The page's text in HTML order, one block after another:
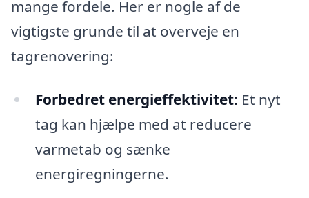
mange fordele. Her er nogle af de
vigtigste grunde til at overveje en
tagrenovering:
Forbedret energieffektivitet: Et nyt
tag kan hjælpe med at reducere
varmetab og sænke
energiregningerne.